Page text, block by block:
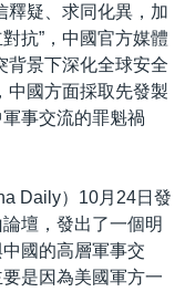
釋疑、求同化異，加
抗”，中國官方媒體
背景下深化全球安全
中國方面採取先發製
事交流的罪魁禍
Daily）10月24日發
壇，發出了一個明
國的高層軍事交
是因為美國軍方一